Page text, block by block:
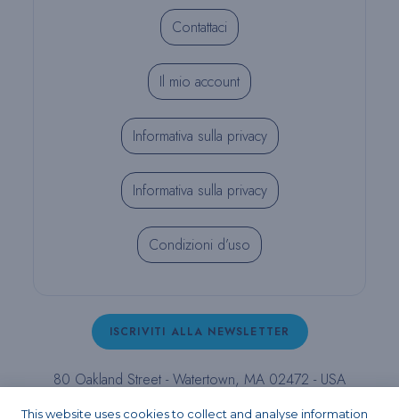
Contattaci
Il mio account
Informativa sulla privacy
Informativa sulla privacy
Condizioni d’uso
ISCRIVITI ALLA NEWSLETTER
80 Oakland Street - Watertown, MA 02472 - USA
T (800) 343-4342 - T (617) 926-6666 - F (617) 926-
This website uses cookies to collect and analyse information